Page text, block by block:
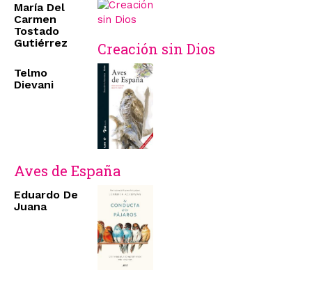
María Del
Carmen
Tostado
Gutiérrez
Creación sin Dios
Telmo
Dievani
Aves de España
Eduardo De
Juana